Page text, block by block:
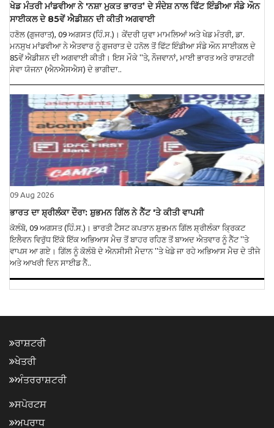
ਖੇਡ ਮੰਤਰੀ ਮਾਂਡਵੀਆ ਨੇ 'ਨਸ਼ਾ ਮੁਕਤ ਭਾਰਤ’ ਦੇ ਸੰਦੇਸ਼ ਨਾਲ ਫਿੱਟ ਇੰਡੀਆ ਸੰਡੇ ਔਨ
ਸਾਈਕਲ ਦੇ 85ਵੇਂ ਐਡੀਸ਼ਨ ਦੀ ਕੀਤੀ ਅਗਵਾਈ
ਹਣੋਲ (ਗੁਜਰਾਤ), 09 ਅਗਸਤ (ਹਿੰ.ਸ.)। ਕੇਂਦਰੀ ਯੁਵਾ ਮਾਮਲਿਆਂ ਅਤੇ ਖੇਡ ਮੰਤਰੀ, ਡਾ.
ਮਨਸੁਖ ਮਾਂਡਵੀਆ ਨੇ ਐਤਵਾਰ ਨੂੰ ਗੁਜਰਾਤ ਦੇ ਹਨੋਲ ਤੋਂ ਫਿੱਟ ਇੰਡੀਆ ਸੰਡੇ ਔਨ ਸਾਈਕਲ ਦੇ
85ਵੇਂ ਐਡੀਸ਼ਨ ਦੀ ਅਗਵਾਈ ਕੀਤੀ। ਇਸ ਮੌਕੇ ''ਤੇ, ਨੌਜਵਾਨਾਂ, ਮਾਈ ਭਾਰਤ ਅਤੇ ਰਾਸ਼ਟਰੀ
ਸੇਵਾ ਯੋਜਨਾ (ਐਨਐਸਐਸ) ਦੇ ਭਾਗੀਦਾ..
09 Aug 2026
ਭਾਰਤ ਦਾ ਸ਼੍ਰੀਲੰਕਾ ਦੌਰਾ: ਸ਼ੁਭਮਨ ਗਿੱਲ ਨੇ ਨੈੱਟ 'ਤੇ ਕੀਤੀ ਵਾਪਸੀ
ਕੋਲੰਬੋ, 09 ਅਗਸਤ (ਹਿੰ.ਸ.)। ਭਾਰਤੀ ਟੈਸਟ ਕਪਤਾਨ ਸ਼ੁਭਮਨ ਗਿੱਲ ਸ਼੍ਰੀਲੰਕਾ ਕ੍ਰਿਕਟ
ਇਲੈਵਨ ਵਿਰੁੱਧ ਇੱਕੋ ਇੱਕ ਅਭਿਆਸ ਮੈਚ ਤੋਂ ਬਾਹਰ ਰਹਿਣ ਤੋਂ ਬਾਅਦ ਐਤਵਾਰ ਨੂੰ ਨੈੱਟ ''ਤੇ
ਵਾਪਸ ਆ ਗਏ। ਗਿੱਲ ਨੂੰ ਕੋਲੰਬੋ ਦੇ ਐਨਸੀਸੀ ਮੈਦਾਨ ''ਤੇ ਖੇਡੇ ਜਾ ਰਹੇ ਅਭਿਆਸ ਮੈਚ ਦੇ ਤੀਜੇ
ਅਤੇ ਆਖਰੀ ਦਿਨ ਸਾਈਡ ਨੈੱ..
ਰਾਸ਼ਟਰੀ
ਖੇਤਰੀ
ਅੰਤਰਰਾਸ਼ਟਰੀ
ਸਪੋਰਟਸ
ਅਪਰਾਧ